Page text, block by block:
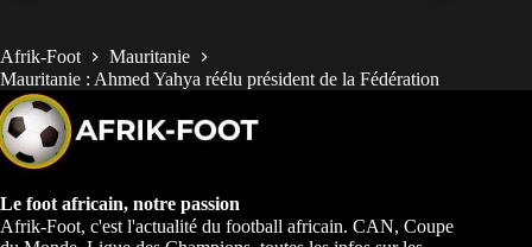
Afrik-Foot
Mauritanie
Mauritanie : Ahmed Yahya réélu président de la Fédération
Le foot africain, notre passion
Afrik-Foot, c'est l'actualité du football africain. CAN, Coupe